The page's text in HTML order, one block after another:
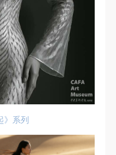
》系列
。
。
。
。
。
。